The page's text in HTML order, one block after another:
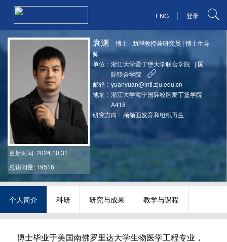
ENG | 登录
更新时间: 2024.10.31
总访问量: 19516
袁渊 博士 | 助理教授兼研究员 |博士生导
师
单位 : 浙江大学爱丁堡大学联合学院 | 国
际联合学院
邮箱 : yuanyuan@intl.zju.edu.cn
地址 : 浙江大学海宁国际校区爱丁堡学院
A418
研究方向 : 颅颌面发育和组织再生
个人简介 科研 研究与成果 教学与课程
博士毕业于美国南佛罗里达大学生物医学工程专业，